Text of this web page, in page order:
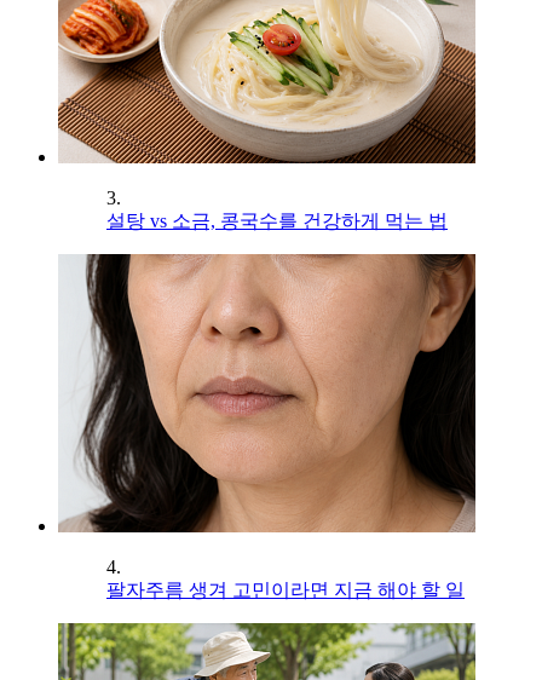
3.
설탕 vs 소금, 콩국수를 건강하게 먹는 법
4.
팔자주름 생겨 고민이라면 지금 해야 할 일